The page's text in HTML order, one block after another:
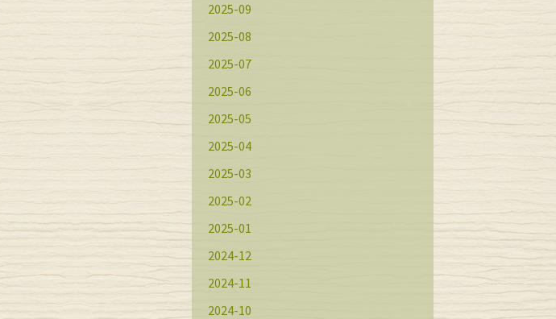
2025-09
2025-08
2025-07
2025-06
2025-05
2025-04
2025-03
2025-02
2025-01
2024-12
2024-11
2024-10